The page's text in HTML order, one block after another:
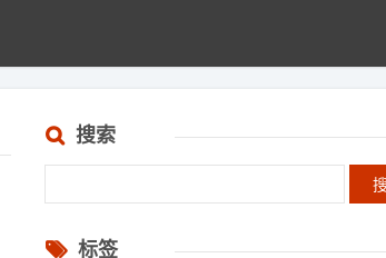
搜索
标签